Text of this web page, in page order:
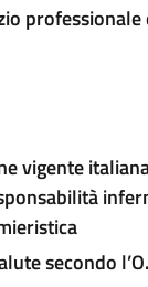
vigente
secondo